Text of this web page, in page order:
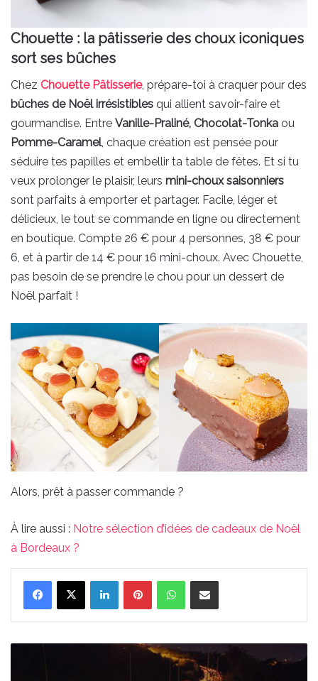
Chouette : la pâtisserie des choux iconiques
sort ses bûches
Chez Chouette Pâtisserie, prépare-toi à craquer pour des
bûches de Noël irrésistibles qui allient savoir-faire et
gourmandise. Entre Vanille-Praliné, Chocolat-Tonka ou
Pomme-Caramel, chaque création est pensée pour
séduire tes papilles et embellir ta table de fêtes. Et si tu
veux prolonger le plaisir, leurs mini-choux saisonniers
sont parfaits à emporter et partager. Facile, léger et
délicieux, le tout se commande en ligne ou directement
en boutique. Compte 26 € pour 4 personnes, 38 € pour
6, et à partir de 14 € pour 16 mini-choux. Avec Chouette,
pas besoin de se prendre le chou pour un dessert de
Noël parfait !
Alors, prêt à passer commande ?
À lire aussi : Notre sélection d’idées de cadeaux de Noël
à Bordeaux ?
LinkedinPinterestWhatsAppPartager par email